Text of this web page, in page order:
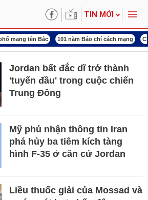
TIN MỚI
101 năm Báo chí cách mạng Chiến dịch 500 ngày
Jordan bất đắc dĩ trở thành
'tuyến đầu' trong cuộc chiến
Trung Đông
Mỹ phủ nhận thông tin Iran
phá hủy ba tiêm kích tàng
hình F-35 ở căn cứ Jordan
Liều thuốc giải của Mossad và